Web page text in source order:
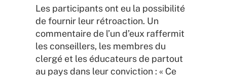
Les participants ont eu la possibilité
de fournir leur rétroaction. Un
commentaire de l’un d’eux raffermit
les conseillers, les membres du
clergé et les éducateurs de partout
au pays dans leur conviction : « Ce